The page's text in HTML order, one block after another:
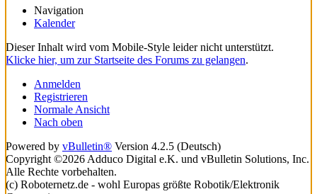
Navigation
Kalender
Dieser Inhalt wird vom Mobile-Style leider nicht unterstützt.
Klicke hier, um zur Startseite des Forums zu gelangen.
Anmelden
Registrieren
Normale Ansicht
Nach oben
Powered by vBulletin® Version 4.2.5 (Deutsch)
Copyright ©2026 Adduco Digital e.K. und vBulletin Solutions, Inc.
Alle Rechte vorbehalten.
(c) Roboternetz.de - wohl Europas größte Robotik/Elektronik